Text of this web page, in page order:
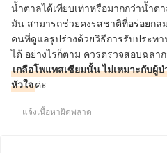
น้ำตาลได้เทียบเท่าหรือมากกว่าน้ำต
มัน สามารถช่วยคงรสชาติที่อร่อยกล
คนที่ดูแลรูปร่างด้วยวิธีการรับประท
ได้ อย่างไรก็ตาม ควรตรวจสอบฉลา
เกลือโพแทสเซียมนั้น ไม่เหมาะกับผู้
หัวใจค่ะ
แจ้งเนื้อหาผิดพลาด